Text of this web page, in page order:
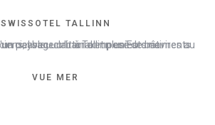
SWISSOTEL TALLINN
VUE MER